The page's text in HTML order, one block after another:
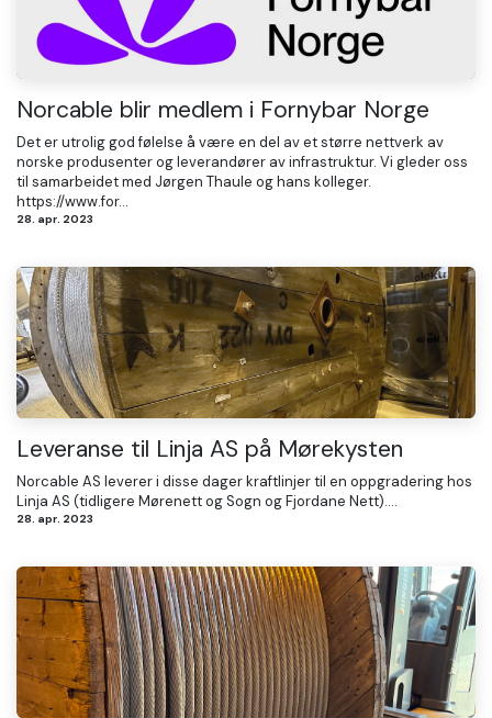
Norcable blir medlem i Fornybar Norge
Det er utrolig god følelse å være en del av et større nettverk av
norske produsenter og leverandører av infrastruktur. Vi gleder oss
til samarbeidet med Jørgen Thaule og hans kolleger.
https://www.for...
28. apr. 2023
Leveranse til Linja AS på Mørekysten
Norcable AS leverer i disse dager kraftlinjer til en oppgradering hos
Linja AS (tidligere Mørenett og Sogn og Fjordane Nett)....
28. apr. 2023